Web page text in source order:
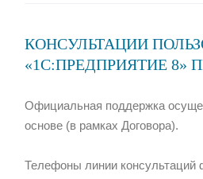
КОНСУЛЬТАЦИИ
«1С:ПРЕДПРИЯТИЕ 8»
Официальная поддержка
основе (в рамках Договора).
Телефоны линии